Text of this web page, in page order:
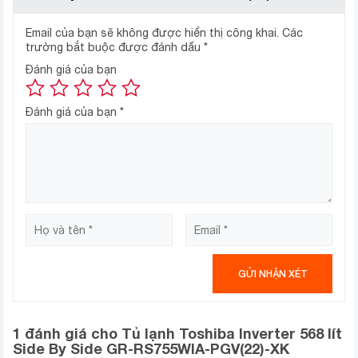
Ngăn đá
– Ngăn đá códung tích 197 lít
thiết kế chia làm 4 ngăn, 2 ngăn chứa cùng với 1 hộc
làm đá tự động và 1 khay chứa nằm ở bên cánh cửa tủ
lạnh.
Email của bạn sẽ không được hiển thị công khai. Các
trường bắt buộc được đánh dấu *
Đánh giá của bạn
Đánh giá của bạn *
1 đánh giá cho Tủ lạnh Toshiba Inverter 568 lít
Side By Side GR-RS755WIA-PGV(22)-XK